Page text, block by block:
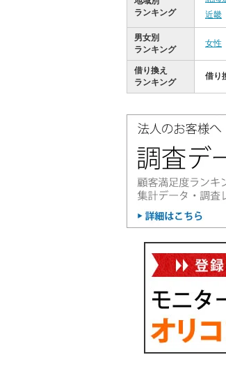
ランキング
近畿
男女別
ランキング
女性
借り換え
ランキング
借り